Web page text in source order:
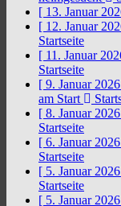
[ 13. Januar
[ 12. Januar
Startseite
[ 11. Januar
Startseite
[ 9. Januar
am Start
[ 8. Januar
Startseite
[ 6. Januar
Startseite
[ 5. Januar
Startseite
[ 5. Januar